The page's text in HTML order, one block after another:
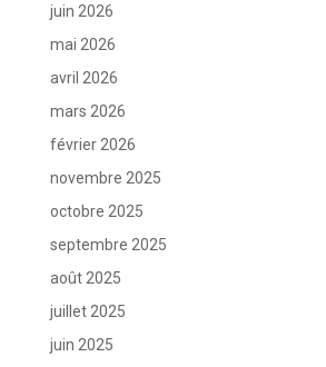
juin 2026
mai 2026
avril 2026
mars 2026
février 2026
novembre 2025
octobre 2025
septembre 2025
août 2025
juillet 2025
juin 2025